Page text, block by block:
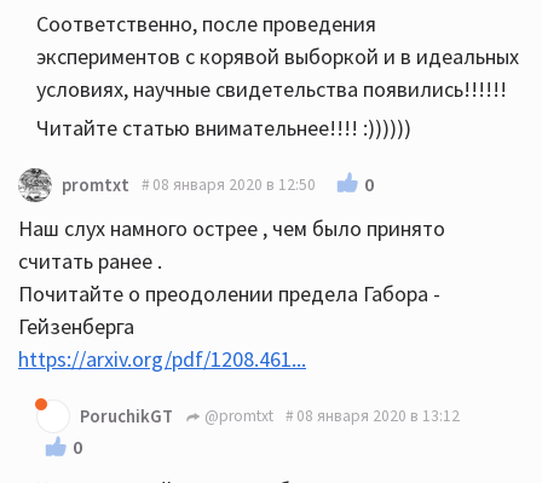
Соответственно, после проведения
экспериментов с корявой выборкой и в идеальных
условиях, научные свидетельства появились!!!!!!
Читайте статью внимательнее!!!! :))))))
promtxt 08 января 2020 в 12:50 0
Наш слух намного острее , чем было принято
считать ранее .
Почитайте о преодолении предела Габора -
Гейзенберга
https://arxiv.org/pdf/1208.461...
PoruchikGT @promtxt 08 января 2020 в 13:12
0